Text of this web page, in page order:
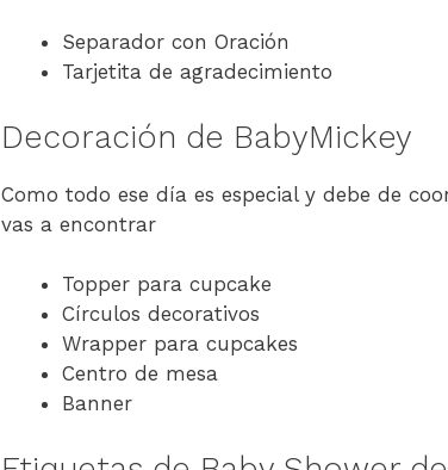
Separador con Oración
Tarjetita de agradecimiento
Decoración de BabyMickey
Como todo ese día es especial y debe de
vas a encontrar
Topper para cupcake
Círculos decorativos
Wrapper para cupcakes
Centro de mesa
Banner